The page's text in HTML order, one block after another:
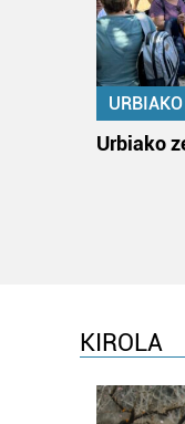
Urbiako
KIROLA